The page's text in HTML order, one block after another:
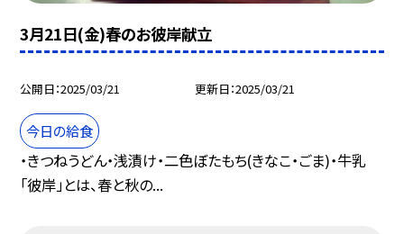
3月21日(金)春のお彼岸献立
公開日 2025/03/21 更新日 2025/03/21
今日の給食
・きつねうどん・浅漬け・二色ぼたもち(きなこ・ごま)・牛乳
「彼岸」とは、春と秋の...